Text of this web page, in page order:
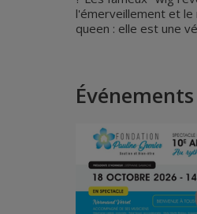
l'émerveillement et le
queen : elle est une